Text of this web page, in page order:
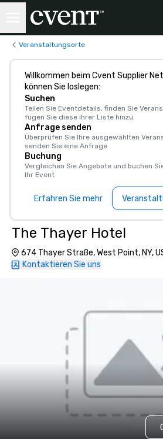
Veranstaltungsorte
Willkommen beim Cvent Supplier
können Sie loslegen:
Suchen
Teilen Sie Eventdetails, finden Sie
fügen Sie diese Ihrer Liste hinzu.
Anfrage senden
Überprüfen Sie Ihre ausgewählten
senden Sie eine Anfrage
Buchung
Vergleichen Sie Angebote und buchen
Ihr Event
Erfahren Sie mehr
The Thayer Hotel
674 Thayer Straße, West Point, NY,
Kontaktieren Sie uns